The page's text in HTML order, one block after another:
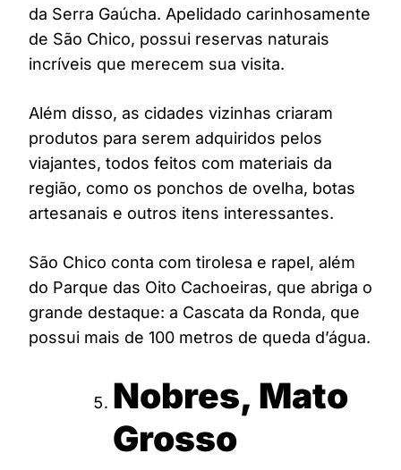
da Serra Gaúcha. Apelidado carinhosamente
de São Chico, possui reservas naturais
incríveis que merecem sua visita.
Além disso, as cidades vizinhas criaram
produtos para serem adquiridos pelos
viajantes, todos feitos com materiais da
região, como os ponchos de ovelha, botas
artesanais e outros itens interessantes.
São Chico conta com tirolesa e rapel, além
do Parque das Oito Cachoeiras, que abriga o
grande destaque: a Cascata da Ronda, que
possui mais de 100 metros de queda d’água.
Nobres, Mato
Grosso